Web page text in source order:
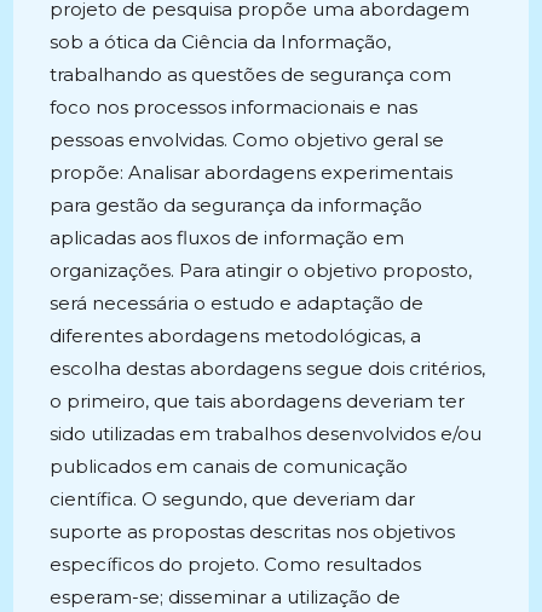
projeto de pesquisa propõe uma abordagem
sob a ótica da Ciência da Informação,
trabalhando as questões de segurança com
foco nos processos informacionais e nas
pessoas envolvidas. Como objetivo geral se
propõe: Analisar abordagens experimentais
para gestão da segurança da informação
aplicadas aos fluxos de informação em
organizações. Para atingir o objetivo proposto,
será necessária o estudo e adaptação de
diferentes abordagens metodológicas, a
escolha destas abordagens segue dois critérios,
o primeiro, que tais abordagens deveriam ter
sido utilizadas em trabalhos desenvolvidos e/ou
publicados em canais de comunicação
científica. O segundo, que deveriam dar
suporte as propostas descritas nos objetivos
específicos do projeto. Como resultados
esperam-se; disseminar a utilização de